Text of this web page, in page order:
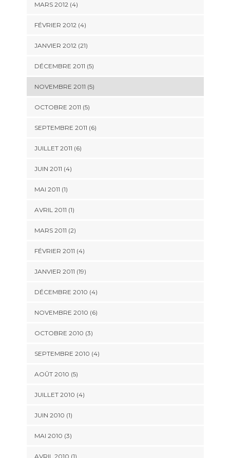
MARS 2012 (4)
FÉVRIER 2012 (4)
JANVIER 2012 (21)
DÉCEMBRE 2011 (5)
NOVEMBRE 2011 (5)
OCTOBRE 2011 (5)
SEPTEMBRE 2011 (6)
JUILLET 2011 (6)
JUIN 2011 (4)
MAI 2011 (1)
AVRIL 2011 (1)
MARS 2011 (2)
FÉVRIER 2011 (4)
JANVIER 2011 (19)
DÉCEMBRE 2010 (4)
NOVEMBRE 2010 (6)
OCTOBRE 2010 (3)
SEPTEMBRE 2010 (4)
AOÛT 2010 (5)
JUILLET 2010 (4)
JUIN 2010 (1)
MAI 2010 (3)
AVRIL 2010 (1)